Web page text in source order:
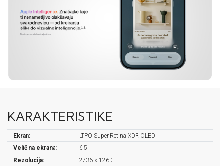
KARAKTERISTIKE
Ekran:
LTPO Super Retina XDR OLED
Veličina ekrana:
6.5''
Rezolucija:
2736 x 1260